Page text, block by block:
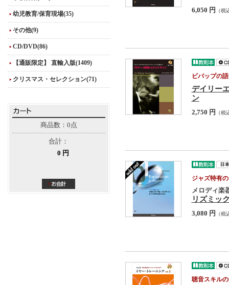
幼児教育/保育現場(35)
その他(9)
CD/DVD(86)
【通販限定】 直輸入版(1409)
クリスマス・セレクション(71)
商品数：0点
合計：
0 円
6,050 円 （税
ビバップの
デイリー
ン
2,750 円 （税
ジャズ特有
メロディ楽
リズミッ
3,080 円 （税
聴音スキル